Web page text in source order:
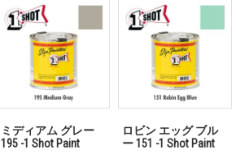
ミディアム グレー
195 -1 Shot Paint
ロビン エッグ ブル
ー 151 -1 Shot Paint